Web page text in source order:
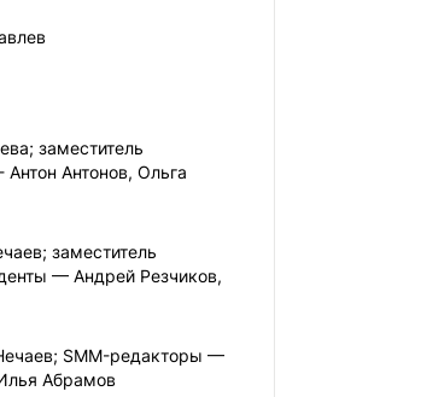
заместитель
Антонов, Ольга
заместитель
— Андрей Резчиков,
SMM-редакторы —
Абрамов